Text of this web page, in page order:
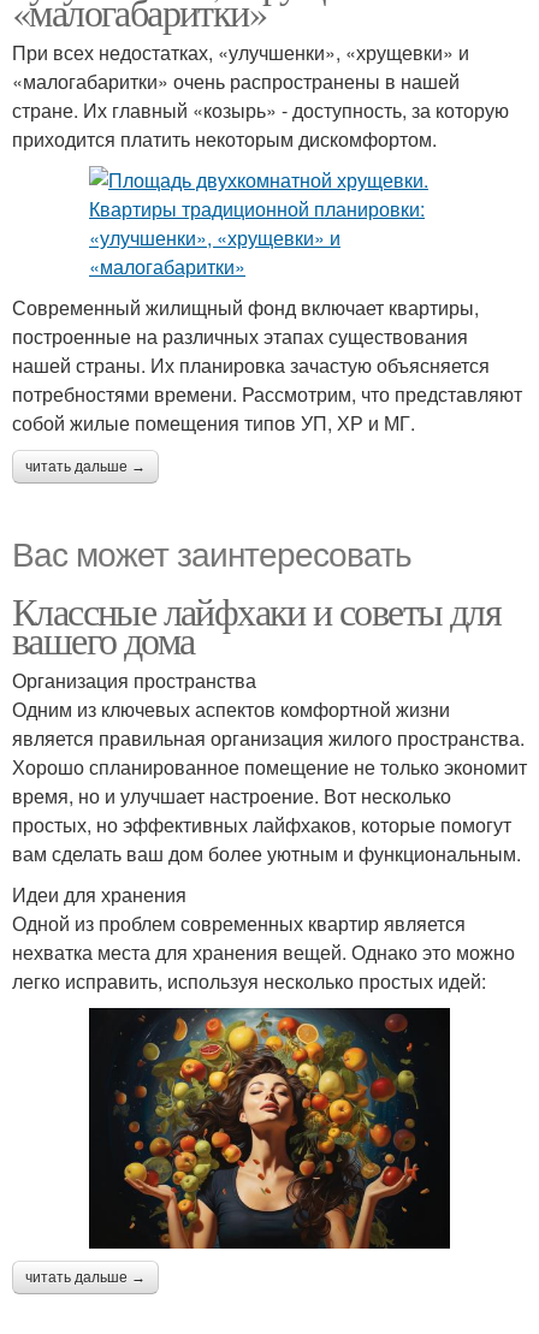
«малогабаритки»
При всех недостатках, «улучшенки», «хрущевки» и
«малогабаритки» очень распространены в нашей
стране. Их главный «козырь» - доступность, за которую
приходится платить некоторым дискомфортом.
Современный жилищный фонд включает квартиры,
построенные на различных этапах существования
нашей страны. Их планировка зачастую объясняется
потребностями времени. Рассмотрим, что представляют
собой жилые помещения типов УП, ХР и МГ.
читать дальше →
Вас может заинтересовать
Классные лайфхаки и советы для
вашего дома
Организация пространства
Одним из ключевых аспектов комфортной жизни
является правильная организация жилого пространства.
Хорошо спланированное помещение не только экономит
время, но и улучшает настроение. Вот несколько
простых, но эффективных лайфхаков, которые помогут
вам сделать ваш дом более уютным и функциональным.
Идеи для хранения
Одной из проблем современных квартир является
нехватка места для хранения вещей. Однако это можно
легко исправить, используя несколько простых идей:
читать дальше →